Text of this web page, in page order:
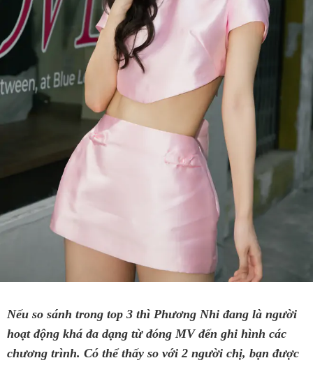
Nếu so sánh trong top 3 thì Phương Nhi đang là người
hoạt động khá đa dạng từ đóng MV đến ghi hình các
chương trình. Có thể thấy so với 2 người chị, bạn được